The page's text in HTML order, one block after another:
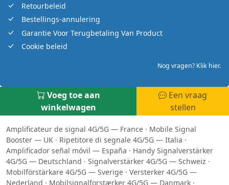
Retourbeleid
Bestellings-annulering
Garantie Voor Terugbetaling Van Product
Cookie beleid
Nog vragen? Klik hier.
Voeg toe aan
winkelwagen
Een vraag
stellen
Amplificateur de signal 4G/5G — France · Mobile Signal
Booster — UK · Ripetitore di segnale 4G/5G — Italia ·
Amplificador señal móvil — España · Handy Signalverstärker
4G/5G — Deutschland · Signalverstärker 4G/5G — Schweiz ·
Mobilförstärkare 4G/5G — Sverige · Versterker 4G/5G —
Nederland · Mobilsignalforstærker 4G/5G — Danmark ·